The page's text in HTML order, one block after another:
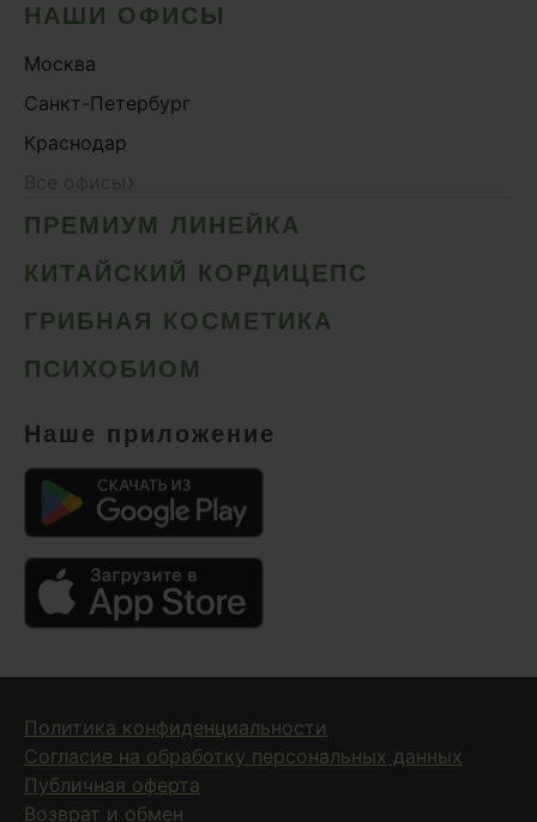
НАШИ ОФИСЫ
Москва
Санкт-Петербург
Краснодар
ПРЕМИУМ ЛИНЕЙКА
КИТАЙСКИЙ КОРДИЦЕПС
ГРИБНАЯ КОСМЕТИКА
ПСИХОБИОМ
Наше приложение
Политика конфиденциальности
Согласие на обработку персональных данных
Публичная оферта
Возврат и обмен